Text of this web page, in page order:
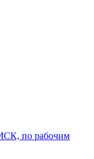
по рабочим